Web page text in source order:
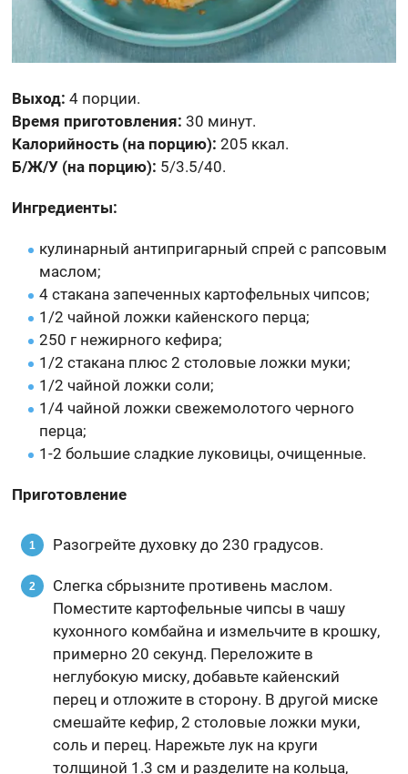
Выход: 4 порции.
Время приготовления: 30 минут.
Калорийность (на порцию): 205 ккал.
Б/Ж/У (на порцию): 5/3.5/40.
Ингредиенты:
кулинарный антипригарный спрей с рапсовым
маслом;
4 стакана запеченных картофельных чипсов;
1/2 чайной ложки кайенского перца;
250 г нежирного кефира;
1/2 стакана плюс 2 столовые ложки муки;
1/2 чайной ложки соли;
1/4 чайной ложки свежемолотого черного
перца;
1-2 большие сладкие луковицы, очищенные.
Приготовление
Разогрейте духовку до 230 градусов.
Слегка сбрызните противень маслом.
Поместите картофельные чипсы в чашу
кухонного комбайна и измельчите в крошку,
примерно 20 секунд. Переложите в
неглубокую миску, добавьте кайенский
перец и отложите в сторону. В другой миске
смешайте кефир, 2 столовые ложки муки,
соль и перец. Нарежьте лук на круги
толщиной 1.3 см и разделите на кольца,